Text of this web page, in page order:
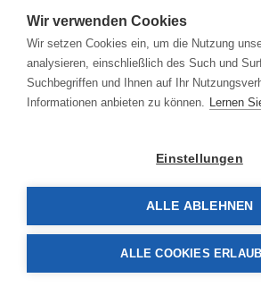
Kugellager Block doppelt
50,90 €
Wir verwenden Cookies
Wir setzen Cookies ein, um die Nutzung
analysieren, einschließlich des Such und
Suchbegriffen und Ihnen auf Ihr
Informationen anbieten zu können. Lernen
Einstellungen
ALLE ABLEHNEN
ALLE COOKIES